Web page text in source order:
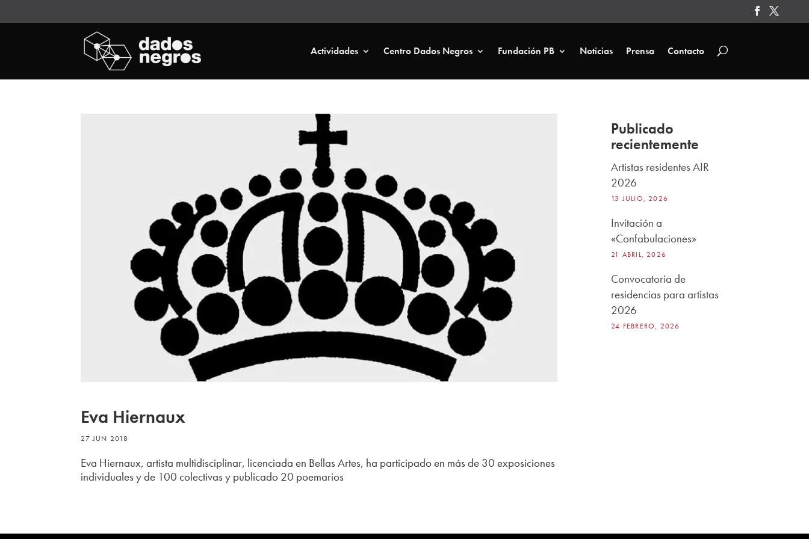
Actividades Centro Dados Negros Fundación PB Noticias Prensa Contacto
Eva Hiernaux
27 JUN 2018
Eva Hiernaux, artista multidisciplinar, licenciada en Bellas Artes, ha participado en más de 30 exposiciones
individuales y de 100 colectivas y publicado 20 poemarios
Publicado
recientemente
Artistas residentes AIR
2026
13 JULIO, 2026
Invitación a
«Confabulaciones»
21 ABRIL, 2026
Convocatoria de
residencias para artistas
2026
24 FEBRERO, 2026